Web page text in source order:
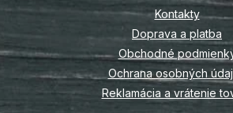
e
Kontakty
Doprava a platba
Obchodné
Ochrana osobných
Reklamácia a vrátenie